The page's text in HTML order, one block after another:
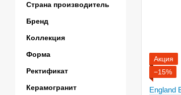
Акция
−15%
England
Страна производитель
Бренд
Коллекция
Форма
Ректификат
Керамогранит